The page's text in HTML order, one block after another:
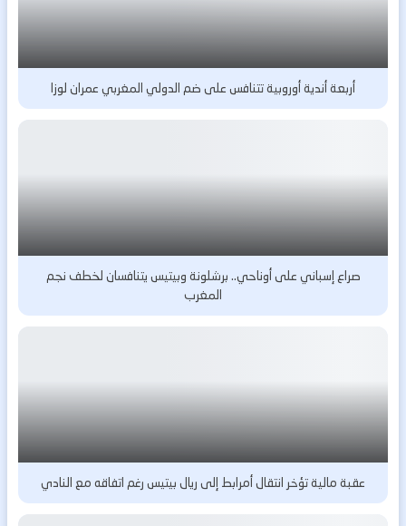
أربعة أندية أوروبية تتنافس على ضم الدولي المغربي عمران لوزا
صراع إسباني على أوناحي.. برشلونة وبيتيس يتنافسان لخطف نجم
المغرب
عقبة مالية تؤخر انتقال أمرابط إلى ريال بيتيس رغم اتفاقه مع النادي